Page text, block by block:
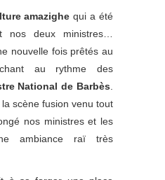
amazighe qui a été
nos deux ministres…
nouvelle fois prêtés au
au rythme des
National de Barbès
scène fusion venu tout
nos ministres et les
ambiance raï très